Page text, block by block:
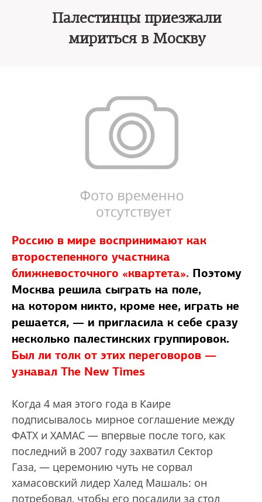
Палестинцы приезжали
мириться в Москву
Россию в мире воспринимают как
второстепенного участника
ближневосточного «квартета». Поэтому
Москва решила сыграть на поле,
на котором никто, кроме нее, играть не
решается, — и пригласила к себе сразу
несколько палестинских группировок.
Был ли толк от этих переговоров —
узнавал The New Times
Когда 4 мая этого года в Каире
подписывалось мирное соглашение между
ФАТХ и ХАМАС — впервые после того, как
последний в 2007 году захватил Сектор
Газа, — церемонию чуть не сорвал
хамасовский лидер Халед Машаль: он
потребовал, чтобы его посадили за стол